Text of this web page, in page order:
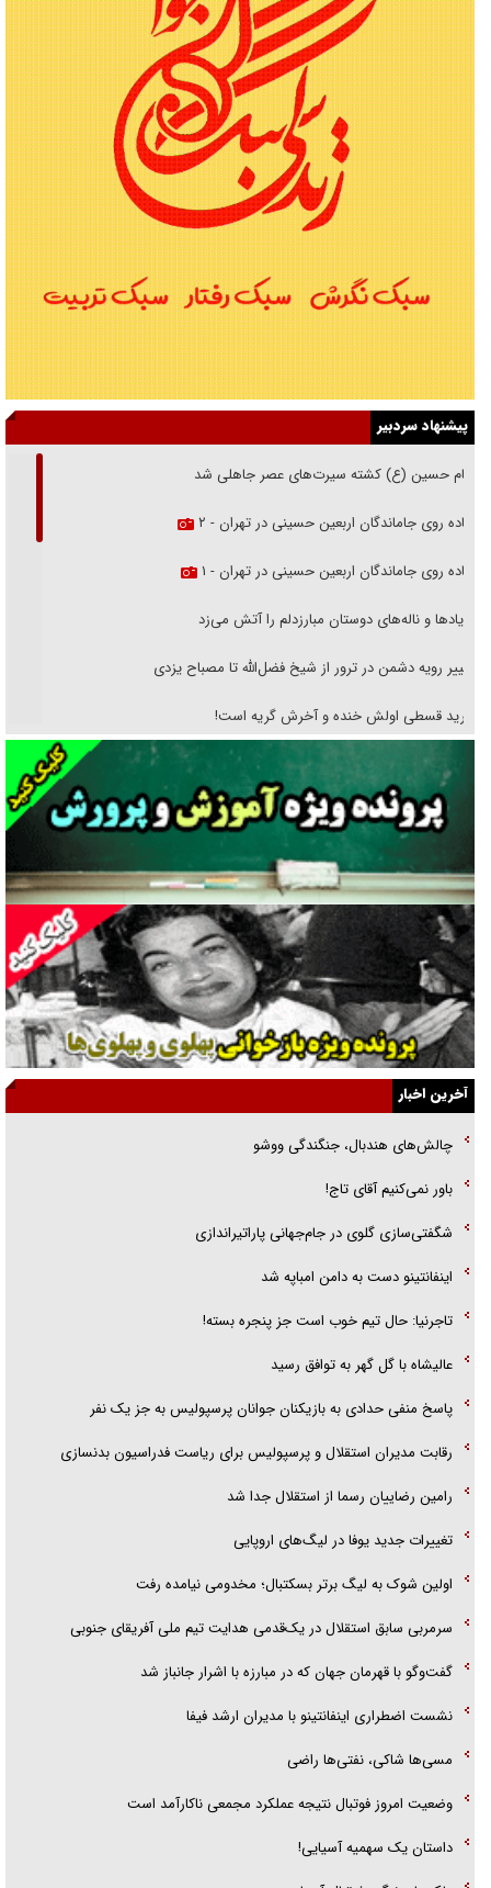
پیشنهاد سردبیر
امام حسین (ع) کشته سیرت‌های عصر جاهلی شد
پیاده روی جاماندگان اربعین حسینی در تهران - ۲
پیاده روی جاماندگان اربعین حسینی در تهران - ۱
فریاد‌ها و ناله‌های دوستان مبارزدلم را آتش می‌زد
تغییر رویه دشمن در ترور از شیخ فضل‌الله تا مصباح یزدی
خرید قسطی اولش خنده و آخرش گریه است!
فوتبال و آن «بالا»!
راهبرد غافلگیری با نسل جدید پهپاد‌ها
جنجال پزشکان تقلبی در صنعت زیبایی
یهودی‌ها در ادبیات داستانی اروپا؛ از شکسپیر تا دیکنز
گفت‌وگو با خواهر یکی از شهدای جنگ رمضان/ خواهرم فرمانده جهادی و
اهل خدمت بی‌منت بود
جزئیات شکنجه‌هایم فراتر از آن است که در بیان بگنجد!
پلیس
آخرین اخبار
چالش‌های هندبال، جنگندگی ووشو
باور نمی‌کنیم آقای تاج!
شگفتی‌سازی گلوی در جام‌جهانی پاراتیراندازی
اینفانتینو دست به دامن امباپه شد
تاجرنیا: حال تیم خوب است جز پنجره بسته!
عالیشاه با گل گهر به توافق رسید
پاسخ منفی حدادی به بازیکنان جوانان پرسپولیس به جز یک نفر
رقابت مدیران استقلال و پرسپولیس برای ریاست فدراسیون بدنسازی
رامین رضاییان رسما از استقلال جدا شد
تغییرات جدید یوفا در لیگ‌های اروپایی
اولین شوک به لیگ برتر بسکتبال؛ مخدومی نیامده رفت
سرمربی سابق استقلال در یک‌قدمی هدایت تیم ملی آفریقای جنوبی
گفت‌وگو با قهرمان جهان که در مبارزه با اشرار جانباز شد
نشست اضطراری اینفانتینو با مدیران ارشد فیفا
مسی‌ها شاکی، نفتی‌ها راضی
وضعیت امروز فوتبال نتیجه عملکرد مجمعی ناکارآمد است
داستان یک سهمیه آسیایی!